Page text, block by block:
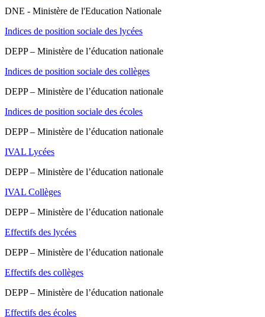
DNE - Ministère de l'Education Nationale
Indices de position sociale des lycées
DEPP – Ministère de l’éducation nationale
Indices de position sociale des collèges
DEPP – Ministère de l’éducation nationale
Indices de position sociale des écoles
DEPP – Ministère de l’éducation nationale
IVAL Lycées
DEPP – Ministère de l’éducation nationale
IVAL Collèges
DEPP – Ministère de l’éducation nationale
Effectifs des lycées
DEPP – Ministère de l’éducation nationale
Effectifs des collèges
DEPP – Ministère de l’éducation nationale
Effectifs des écoles